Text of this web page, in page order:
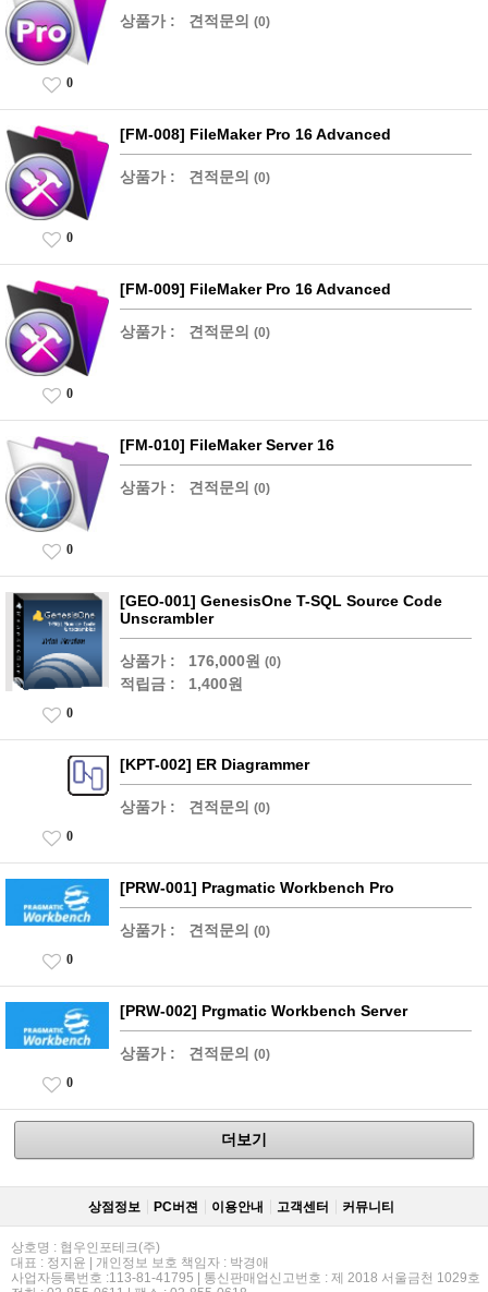
상품가 : 견적문의 (0)
0
[FM-008] FileMaker Pro 16 Advanced
상품가 : 견적문의 (0)
0
[FM-009] FileMaker Pro 16 Advanced
상품가 : 견적문의 (0)
0
[FM-010] FileMaker Server 16
상품가 : 견적문의 (0)
0
[GEO-001] GenesisOne T-SQL Source Code
Unscrambler
상품가 : 176,000원 (0)
적립금 : 1,400원
0
[KPT-002] ER Diagrammer
상품가 : 견적문의 (0)
0
[PRW-001] Pragmatic Workbench Pro
상품가 : 견적문의 (0)
0
[PRW-002] Prgmatic Workbench Server
상품가 : 견적문의 (0)
0
더보기
상점정보 PC버젼 이용안내 고객센터 커뮤니티
상호명 : 협우인포테크(주)
대표 : 정지윤 | 개인정보 보호 책임자 : 박경애
사업자등록번호 :113-81-41795 | 통신판매업신고번호 : 제 2018 서울금천 1029호